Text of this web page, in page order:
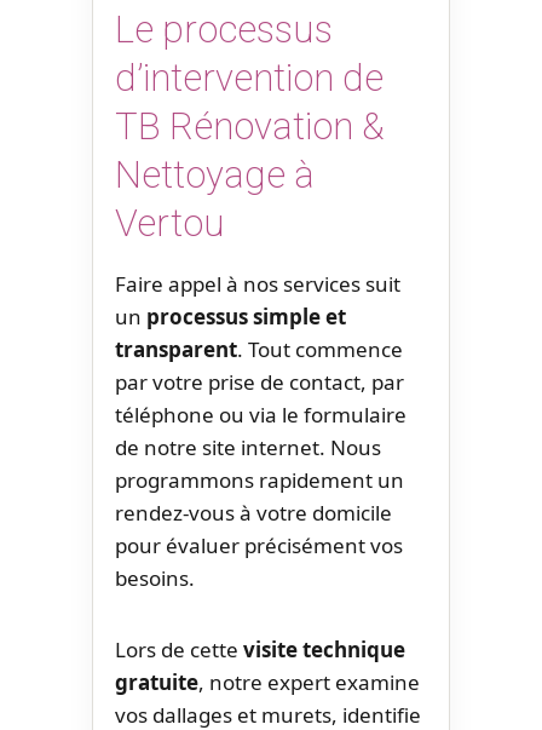
Le processus
d’intervention de
TB Rénovation &
Nettoyage à
Vertou
Faire appel à nos services suit
un processus simple et
transparent. Tout commence
par votre prise de contact, par
téléphone ou via le formulaire
de notre site internet. Nous
programmons rapidement un
rendez-vous à votre domicile
pour évaluer précisément vos
besoins.
Lors de cette visite technique
gratuite, notre expert examine
vos dallages et murets, identifie